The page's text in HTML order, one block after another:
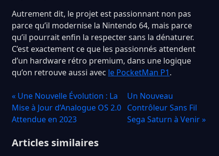
Autrement dit, le projet est passionnant non pas
parce qu’il modernise la Nintendo 64, mais parce
qu’il pourrait enfin la respecter sans la dénaturer.
C’est exactement ce que les passionnés attendent
d’un hardware rétro premium, dans une logique
qu’on retrouve aussi avec le PocketMan P1.
« Une Nouvelle Évolution : La
Mise à Jour d’Analogue OS 2.0
Attendue en 2023
Un Nouveau
Contrôleur Sans Fil
Sega Saturn à Venir »
Articles similaires